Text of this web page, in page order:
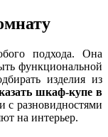
подхода. Она
функциональной
изделия из
шкаф-купе в
с разновидностями
на интерьер.